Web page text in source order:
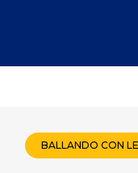
BALLANDO CON